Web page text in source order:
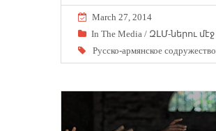
March 27, 2014
In The Media / ԶԼՄ-ներու մէջ
Русско-армянское содружество